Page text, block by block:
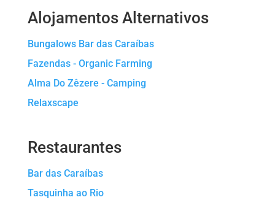
Alojamentos Alternativos
Bungalows Bar das Caraíbas
Fazendas - Organic Farming
Alma Do Zêzere - Camping
Relaxscape
Restaurantes
Bar das Caraíbas
Tasquinha ao Rio